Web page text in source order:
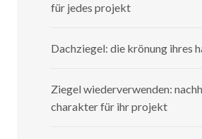
für jedes projekt
Dachziegel: die krönung ihres
Ziegel wiederverwenden:
charakter für ihr projekt